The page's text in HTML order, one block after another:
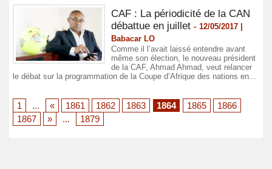
CAF : La périodicité de la CAN
débattue en juillet - 12/05/2017 |
Babacar LO
Comme il l’avait laissé entendre avant
même son élection, le nouveau président
de la CAF, Ahmad Ahmad, veut relancer
le débat sur la programmation de la Coupe d’Afrique des nations en...
1 ... « 1861 1862 1863 1864 1865
1866
1867
» ... 1879